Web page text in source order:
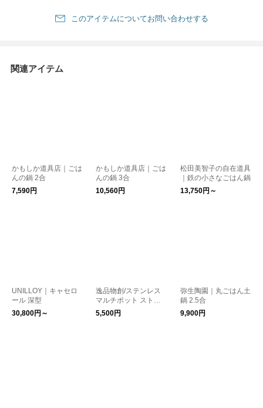
このアイテムについてお問い合わせする
関連アイテム
かもしか道具店｜ごは
んの鍋 2合
7,590円
かもしか道具店｜ごは
んの鍋 3合
10,560円
松田美智子の自在道具
｜鉄の小さなごはん鍋
13,750円～
UNILLOY｜キャセロ
ール 深型
30,800円～
逸品物創/ステンレス
マルチポット ストレ
ーナー付 14cm
5,500円
弥生陶園｜丸ごはん土
鍋 2.5合
9,900円